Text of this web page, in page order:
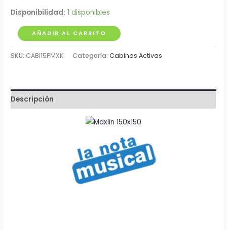
Disponibilidad: 1 disponibles
Cabina
Activa
15"
Bluetooth,
MP3
AÑADIR AL CARRITO
SKU: CABI15PMXK Categoría:Cabinas Activas
Descripción